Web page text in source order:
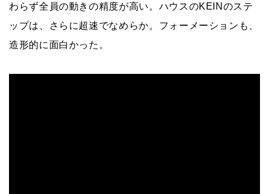
わらず全員の動きの精度が高い。ハウスのKEINのステ
ップは、さらに超速でなめらか。フォーメーションも、
造形的に面白かった。